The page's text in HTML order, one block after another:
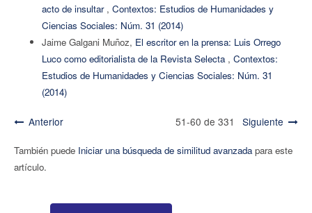
acto de insultar , Contextos: Estudios de Humanidades y
Ciencias Sociales: Núm. 31 (2014)
Jaime Galgani Muñoz, El escritor en la prensa: Luis Orrego
Luco como editorialista de la Revista Selecta , Contextos:
Estudios de Humanidades y Ciencias Sociales: Núm. 31
(2014)
Anterior 51-60 de 331 Siguiente
También puede Iniciar una búsqueda de similitud avanzadapara este
artículo.